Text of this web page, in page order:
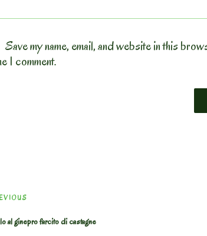
Save my name, email, and website in this
I comment.
al ginepro farcito di castagne